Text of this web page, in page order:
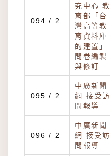
094 / 2
究中心 教
育部「台
灣高等教
育資料庫
的建置」
問卷編製
與修訂
095 / 2
中廣新聞
網 接受訪
問報導
096 / 2
中廣新聞
網 接受訪
問報導